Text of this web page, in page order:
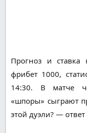
Прогноз и ставка
фрибет 1000,
14:30. В матче
«шпоры» сыграют
этой дуэли? —